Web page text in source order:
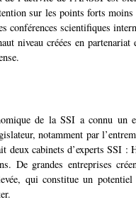
sur les points forts moins
conférences scientifiques
niveau créées en partenariat
de la SSI a connu
notamment par
cabinets d’experts SSI
De grandes entreprises
qui constitue un